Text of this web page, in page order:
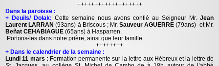
Photos
Contact
+++++++++++++++++++
Dans la paroisse :
+ Deuils/ Dolak: Cette semaine nous avons confié au Seigneur Mr. Jean
Laurent LARRAN (93ans) à Briscous ; Mr.Sauveur AGUERRE (79ans) et Mr.
Beñat CEHABIAGUE (65ans) à Hasparren.
Portons-les dans notre prière, ainsi que leur famille.
++++++++
+ Dans le calendrier de la semaine :
Lundi 11 mars : Formation permanente sur la lettre aux Hébreux et la lettre de